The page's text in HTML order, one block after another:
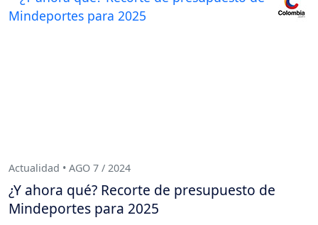
Actualidad • AGO 7 / 2024
¿Y ahora qué? Recorte de presupuesto de
Mindeportes para 2025